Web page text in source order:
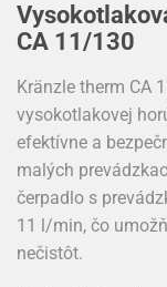
CA 11/130
Kränzle therm CA
vysokotlakovej
efektívne a
malých
čerpadlo s
11 l/min, čo
nečistôt.